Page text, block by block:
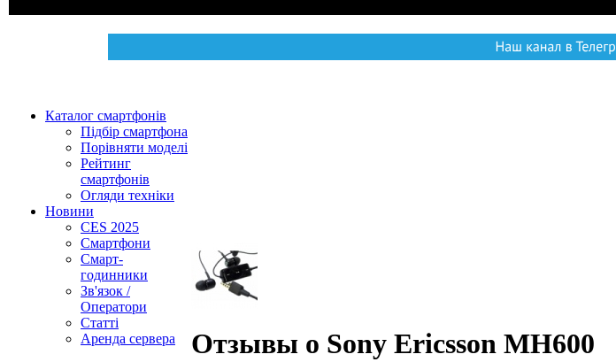
Каталог смартфонів
Підбір смартфона
Порівняти моделі
Рейтинг
смартфонів
Огляди техніки
Новини
CES 2025
Смартфони
Смарт-
годинники
Зв'язок /
Оператори
Статті
Аренда сервера
Отзывы о Sony Ericsson MH600